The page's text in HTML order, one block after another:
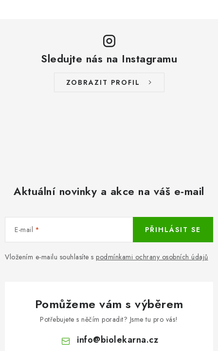
Sledujte nás na Instagramu
ZOBRAZIT PROFIL
Aktuální novinky a akce na váš e-mail
E-mail
Vložením e-mailu souhlasíte s podmínkami ochrany osobních údajů
PŘIHLÁSIT SE
Pomůžeme vám s výběrem
Potřebujete s něčím poradit? Jsme tu pro vás!
info@biolekarna.cz